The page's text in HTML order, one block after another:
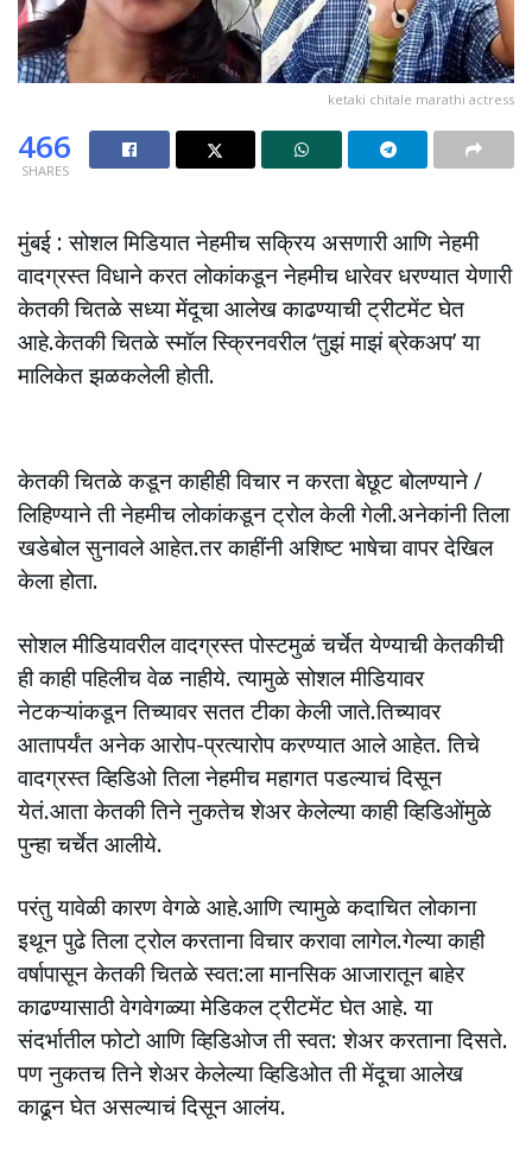
ketaki chitale marathi actress
466
SHARES
मुंबई : सोशल मिडियात नेहमीच सक्रिय असणारी आणि नेहमी
वादग्रस्त विधाने करत लोकांकडून नेहमीच धारेवर धरण्यात येणारी
केतकी चितळे सध्या मेंदूचा आलेख काढण्याची ट्रीटमेंट घेत
आहे.केतकी चितळे स्मॉल स्क्रिनवरील ‘तुझं माझं ब्रेकअप’ या
मालिकेत झळकलेली होती.
केतकी चितळे कडून काहीही विचार न करता बेछूट बोलण्याने /
लिहिण्याने ती नेहमीच लोकांकडून ट्रोल केली गेली.अनेकांनी तिला
खडेबोल सुनावले आहेत.तर काहींनी अशिष्ट भाषेचा वापर देखिल
केला होता.
सोशल मीडियावरील वादग्रस्त पोस्टमुळं चर्चेत येण्याची केतकीची
ही काही पहिलीच वेळ नाहीये. त्यामुळे सोशल मीडियावर
नेटकऱ्यांकडून तिच्यावर सतत टीका केली जाते.तिच्यावर
आतापर्यंत अनेक आरोप-प्रत्यारोप करण्यात आले आहेत. तिचे
वादग्रस्त व्हिडिओ तिला नेहमीच महागत पडल्याचं दिसून
येतं.आता केतकी तिने नुकतेच शेअर केलेल्या काही व्हिडिओंमुळे
पुन्हा चर्चेत आलीये.
परंतु यावेळी कारण वेगळे आहे.आणि त्यामुळे कदाचित लोकाना
इथून पुढे तिला ट्रोल करताना विचार करावा लागेल.गेल्या काही
वर्षापासून केतकी चितळे स्वत:ला मानसिक आजारातून बाहेर
काढण्यासाठी वेगवेगळ्या मेडिकल ट्रीटमेंट घेत आहे. या
संदर्भातील फोटो आणि व्हिडिओज ती स्वत: शेअर करताना दिसते.
पण नुकतच तिने शेअर केलेल्या व्हिडिओत ती मेंदूचा आलेख
काढून घेत असल्याचं दिसून आलंय.